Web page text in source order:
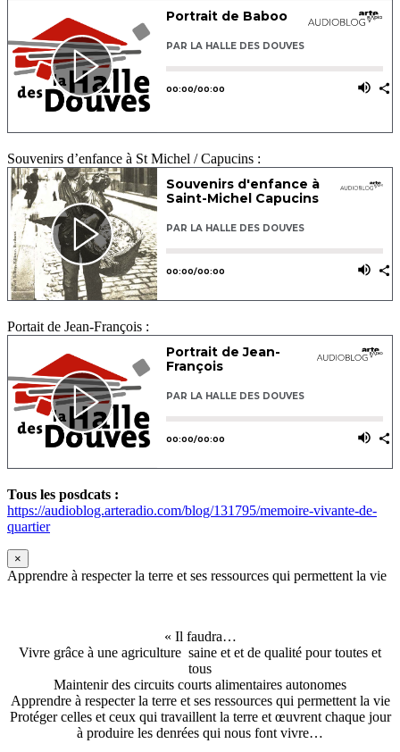
Souvenirs d’enfance à St Michel / Capucins :
Portait de Jean-François :
Tous les posdcats :
https://audioblog.arteradio.com/blog/131795/memoire-vivante-de-
quartier
×
Apprendre à respecter la terre et ses ressources qui permettent la vie
« Il faudra…
Vivre grâce à une agriculture saine et et de qualité pour toutes et
tous
Maintenir des circuits courts alimentaires autonomes
Apprendre à respecter la terre et ses ressources qui permettent la vie
Protéger celles et ceux qui travaillent la terre et œuvrent chaque jour
à produire les denrées qui nous font vivre…